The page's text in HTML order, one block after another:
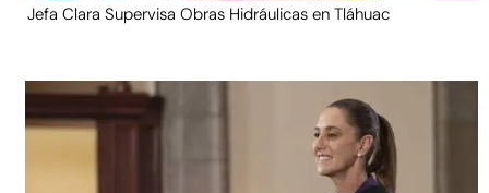
Jefa Clara Supervisa Obras Hidráulicas en Tláhuac